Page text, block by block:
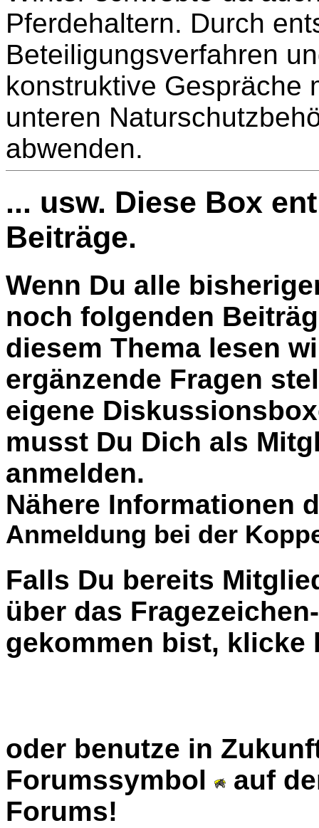
Pferdehaltern. Durch
Beteiligungsverfahren
konstruktive Gespräche
unteren
abwenden.
... usw. Diese Box
Beiträge.
Wenn Du alle
noch folgenden
diesem Thema lesen
ergänzende Fragen
eigene
musst Du Dich als
anmelden.
Nähere Informationen
Anmeldung bei der
Falls Du bereits
über das
gekommen bist, klicke
oder benutze in
Forumssymbol
auf
Forums!